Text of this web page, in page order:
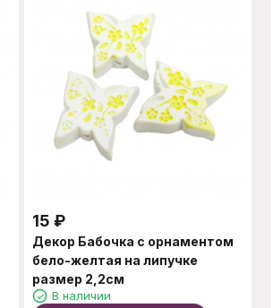
15 ₽
Декор Бабочка с орнаментом
бело-желтая на липучке
размер 2,2см
В наличии